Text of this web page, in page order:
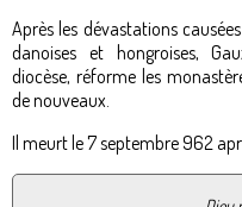
Après les dévastations
danoises et hongroises,
diocèse, réforme les
de nouveaux.
Il meurt le 7 septembre 962